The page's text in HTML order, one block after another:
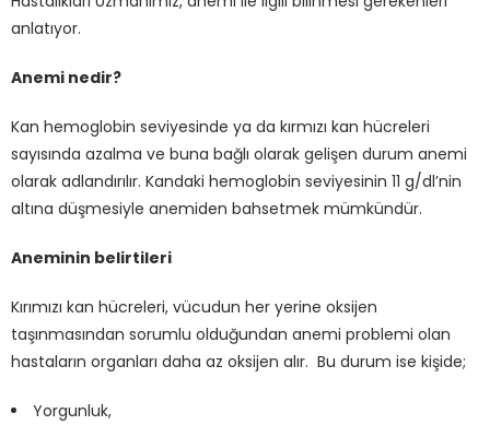
anlatıyor.
Anemi nedir?
Kan hemoglobin seviyesinde ya da kırmızı kan hücreleri
sayısında azalma ve buna bağlı olarak gelişen durum anemi
olarak adlandırılır. Kandaki hemoglobin seviyesinin 11 g/dl’nin
altına düşmesiyle anemiden bahsetmek mümkündür.
Aneminin belirtileri
Kırımızı kan hücreleri, vücudun her yerine oksijen
taşınmasından sorumlu olduğundan anemi problemi olan
hastaların organları daha az oksijen alır. Bu durum ise kişide;
Yorgunluk,